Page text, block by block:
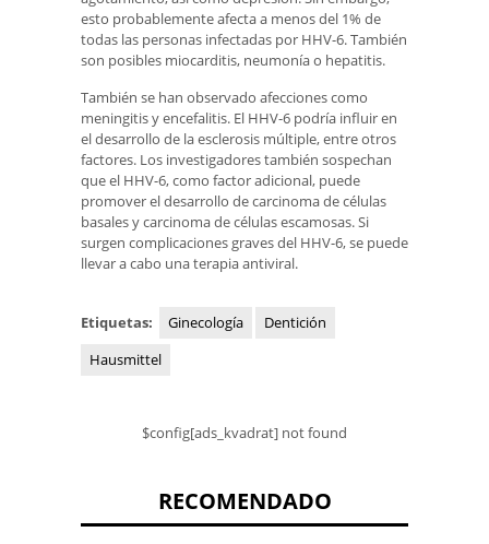
esto probablemente afecta a menos del 1% de
todas las personas infectadas por HHV-6. También
son posibles miocarditis, neumonía o hepatitis.
También se han observado afecciones como
meningitis y encefalitis. El HHV-6 podría influir en
el desarrollo de la esclerosis múltiple, entre otros
factores. Los investigadores también sospechan
que el HHV-6, como factor adicional, puede
promover el desarrollo de carcinoma de células
basales y carcinoma de células escamosas. Si
surgen complicaciones graves del HHV-6, se puede
llevar a cabo una terapia antiviral.
Etiquetas: Ginecología
Dentición
Hausmittel
$config[ads_kvadrat] not found
RECOMENDADO